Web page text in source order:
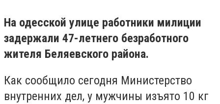
На одесской улице работники милиции
задержали 47-летнего безработного
жителя Беляевского района.
Как сообщило сегодня Министерство
внутренних дел, у мужчины изъято 10 кг